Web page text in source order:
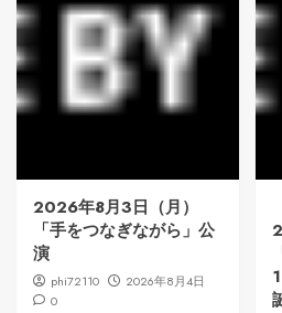
2026年8月3日（月）
「手をつなぎながら」公
演
phi72110
2026年8月4日
0